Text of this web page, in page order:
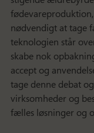
nødvendigt at tage
teknologien står
skabe nok
accept og
tage denne debat
virksomheder og
fælles løsninger og